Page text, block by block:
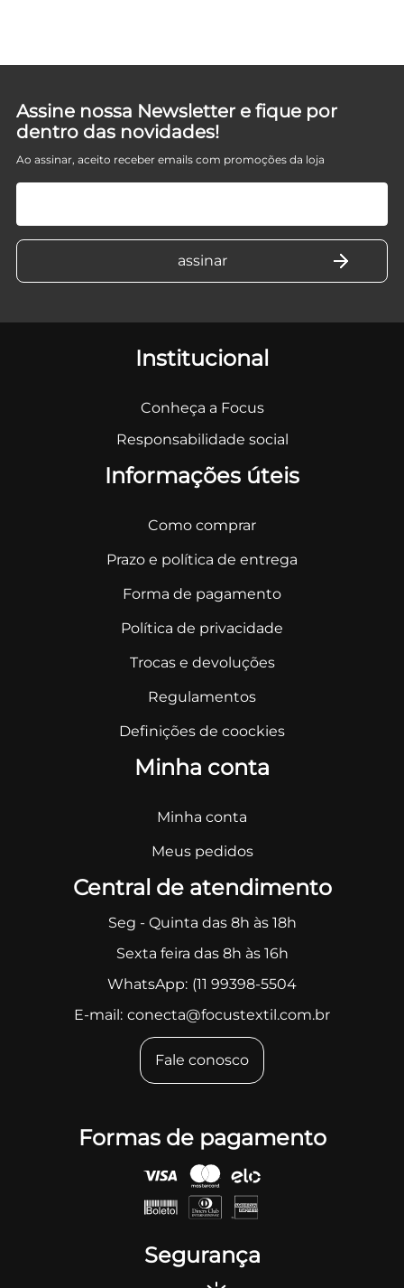
Assine nossa Newsletter e fique por
dentro das novidades!
Ao assinar, aceito receber emails com promoções da loja
Institucional
Conheça a Focus
Responsabilidade social
Informações úteis
Como comprar
Prazo e política de entrega
Forma de pagamento
Política de privacidade
Trocas e devoluções
Regulamentos
Definições de coockies
Minha conta
Minha conta
Meus pedidos
Central de atendimento
Seg - Quinta das 8h às 18h
Sexta feira das 8h às 16h
WhatsApp: (11 99398-5504
E-mail: conecta@focustextil.com.br
Fale conosco
Formas de pagamento
Segurança